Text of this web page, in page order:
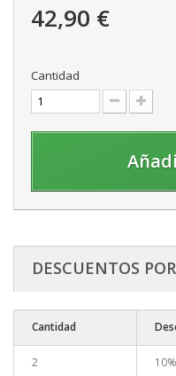
42,90 €
Cantidad
DESCUENTOS
Cantidad
2 10%